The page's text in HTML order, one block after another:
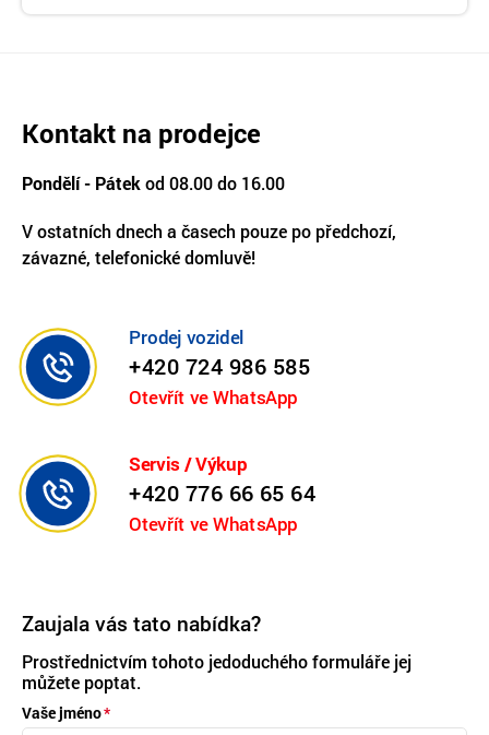
Kontakt na prodejce
Pondělí - Pátek od 08.00 do 16.00
V ostatních dnech a časech pouze po předchozí,
závazné, telefonické domluvě!
Prodej vozidel
+420 724 986 585
Otevřít ve WhatsApp
Servis / Výkup
+420 776 66 65 64
Otevřít ve WhatsApp
Zaujala vás tato nabídka?
Prostřednictvím tohoto jedoduchého formuláře jej
můžete poptat.
Vaše jméno